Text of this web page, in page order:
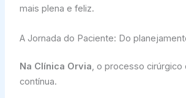
mais plena e feliz.
A Jornada do Paciente: Do
Na Clínica Orvia, o processo cirúrgico
contínua.